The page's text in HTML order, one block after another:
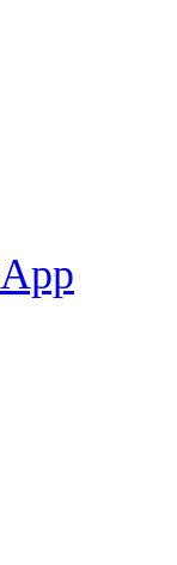
App